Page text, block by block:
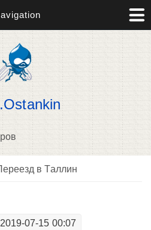
в Таллин
07-15 00:07